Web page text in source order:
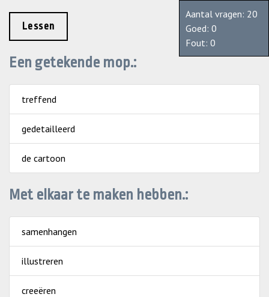
Lessen
Aantal vragen: 20
Goed: 0
Fout: 0
Een getekende mop.:
treffend
gedetailleerd
de cartoon
Met elkaar te maken hebben.:
samenhangen
illustreren
creeëren